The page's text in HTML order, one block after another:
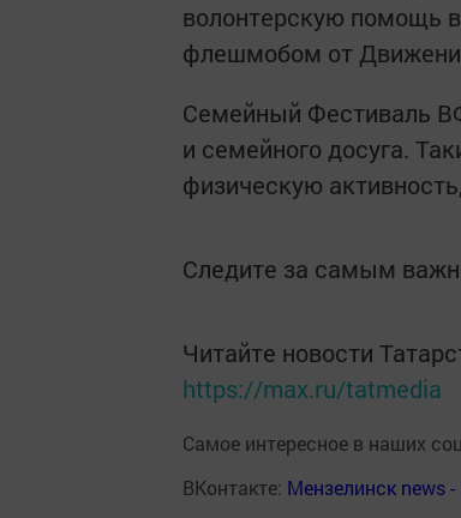
волонтерскую помощь
флешмобом от
Семейный Фестиваль
и семейного досуга.
физическую
Следите за самым
Читайте новости
https://max.ru/tatmedia
Самое интересное в наших
ВКонтакте: Мензелинск news